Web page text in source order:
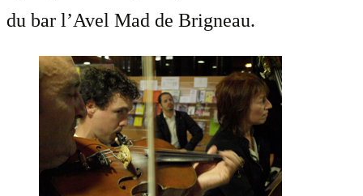
du bar l’Avel Mad de Brigneau.